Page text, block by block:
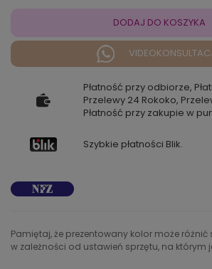
DODAJ DO KOSZYKA
Płatność przy odbiorze,
Przelewy 24 Rokoko,
Płatność przy zakupie w
Szybkie płatności Blik.
Pamiętaj, że prezentowany kolor może
w zależności od ustawień sprzętu, na którym